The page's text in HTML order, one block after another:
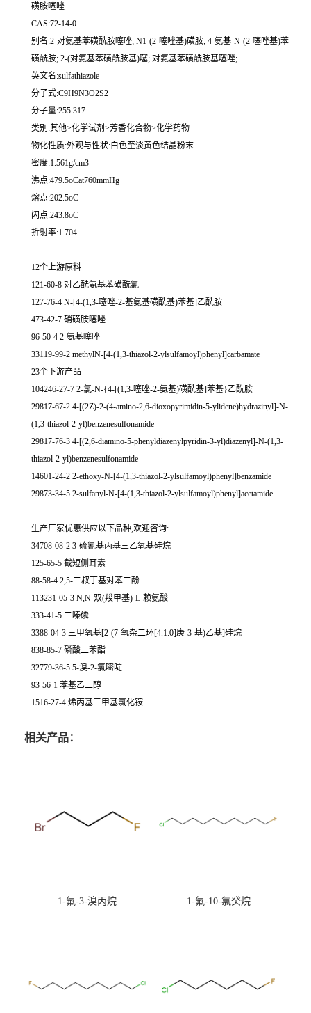
磺胺噻唑
CAS:72-14-0
别名:2-对氨基苯磺酰胺噻唑; N1-(2-噻唑基)磺胺; 4-氨基-N-(2-噻唑基)苯
磺酰胺; 2-(对氨基苯磺酰胺基)噻; 对氨基苯磺酰胺基噻唑;
英文名:sulfathiazole
分子式:C9H9N3O2S2
分子量:255.317
类别:其他>化学试剂>芳香化合物>化学药物
物化性质:外观与性状:白色至淡黄色结晶粉末
密度:1.561g/cm3
沸点:479.5oCat760mmHg
熔点:202.5oC
闪点:243.8oC
折射率:1.704
12个上游原料
121-60-8 对乙酰氨基苯磺酰氯
127-76-4 N-[4-(1,3-噻唑-2-基氨基磺酰基)苯基]乙酰胺
473-42-7 硝磺胺噻唑
96-50-4 2-氨基噻唑
33119-99-2 methylN-[4-(1,3-thiazol-2-ylsulfamoyl)phenyl]carbamate
23个下游产品
104246-27-7 2-氯-N-{4-[(1,3-噻唑-2-氨基)磺酰基]苯基}乙酰胺
29817-67-2 4-[(2Z)-2-(4-amino-2,6-dioxopyrimidin-5-ylidene)hydrazinyl]-N-
(1,3-thiazol-2-yl)benzenesulfonamide
29817-76-3 4-[(2,6-diamino-5-phenyldiazenylpyridin-3-yl)diazenyl]-N-(1,3-
thiazol-2-yl)benzenesulfonamide
14601-24-2 2-ethoxy-N-[4-(1,3-thiazol-2-ylsulfamoyl)phenyl]benzamide
29873-34-5 2-sulfanyl-N-[4-(1,3-thiazol-2-ylsulfamoyl)phenyl]acetamide
生产厂家优惠供应以下品种,欢迎咨询:
34708-08-2 3-硫氰基丙基三乙氧基硅烷
125-65-5 截短侧耳素
88-58-4 2,5-二叔丁基对苯二酚
113231-05-3 N,N-双(羧甲基)-L-赖氨酸
333-41-5 二嗪磷
3388-04-3 三甲氧基[2-(7-氧杂二环[4.1.0]庚-3-基)乙基]硅烷
838-85-7 磷酸二苯酯
32779-36-5 5-溴-2-氯嘧啶
93-56-1 苯基乙二醇
1516-27-4 烯丙基三甲基氯化铵
相关产品：
1-氟-3-溴丙烷 1-氟-10-氯癸烷